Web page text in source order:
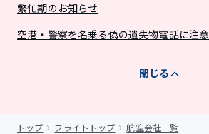
繁忙期のお知らせ
空港・警察を名乗る偽の遺失物電話に注意
閉じる
トップ フライトトップ
航空会社一覧